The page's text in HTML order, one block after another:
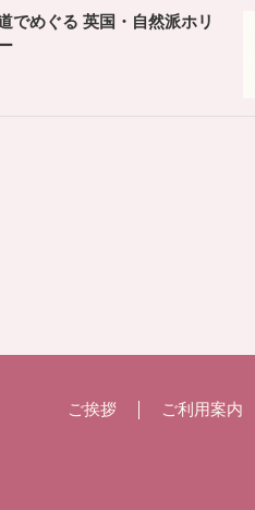
でめぐる 英国・自然派ホリ
ご挨拶 ご利用案内